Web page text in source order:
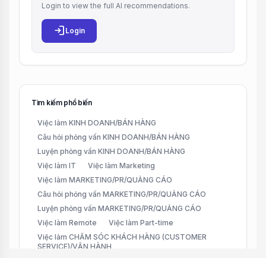
Login to view the full AI recommendations.
login Login
Tìm kiếm phổ biến
Việc làm KINH DOANH/BÁN HÀNG
Câu hỏi phỏng vấn KINH DOANH/BÁN HÀNG
Luyện phỏng vấn KINH DOANH/BÁN HÀNG
Việc làm IT
Việc làm Marketing
Việc làm MARKETING/PR/QUẢNG CÁO
Câu hỏi phỏng vấn MARKETING/PR/QUẢNG CÁO
Luyện phỏng vấn MARKETING/PR/QUẢNG CÁO
Việc làm Remote
Việc làm Part-time
Việc làm CHĂM SÓC KHÁCH HÀNG (CUSTOMER
SERVICE)/VẬN HÀNH